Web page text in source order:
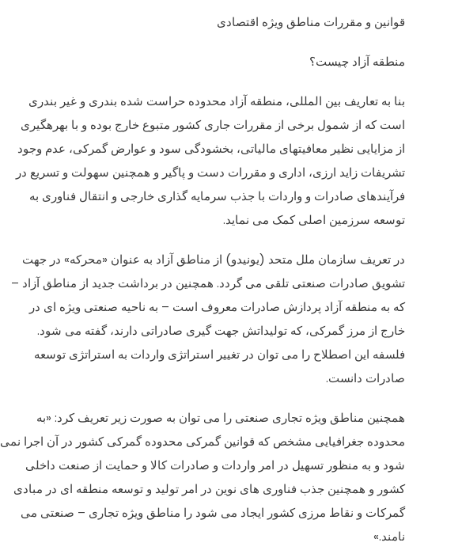
قوانین و مقررات مناطق ویژه اقتصادی
منطقه آزاد چیست؟
بنا به تعاریف بین المللی، منطقه آزاد محدوده حراست شده بندری و غیر بندری
است که از شمول برخی از مقررات جاری کشور متبوع خارج بوده و با بهره­گیری
از مزایایی نظیر معافیتهای مالیاتی، بخشودگی سود و عوارض گمرکی، عدم وجود
تشریفات زاید ارزی، اداری و مقررات دست و پاگیر و همچنین سهولت و تسریع در
فرآیندهای صادرات و واردات با جذب سرمایه گذاری خارجی و انتقال فناوری به
توسعه سرزمین اصلی کمک می نماید.
در تعریف سازمان ملل متحد (یونیدو) از مناطق آزاد به عنوان «محرکه» در جهت
تشویق صادرات صنعتی تلقی می گردد. همچنین در برداشت جدید از مناطق آزاد –
که به منطقه آزاد پردازش صادرات معروف است – به ناحیه صنعتی ویژه ای در
خارج از مرز گمرکی، که تولیداتش جهت گیری صادراتی دارند، گفته می شود.
فلسفه این اصطلاح را می توان در تغییر استراتژی واردات به استراتژی توسعه
صادرات دانست.
همچنین مناطق ویژه تجاری صنعتی را می توان به صورت زیر تعریف کرد: «به
محدوده جغرافیایی مشخص که قوانین گمرکی محدوده گمرکی کشور در آن اجرا نمی
شود و به منظور تسهیل در امر واردات و صادرات کالا و حمایت از صنعت داخلی
کشور و همچنین جذب فناوری های نوین در امر تولید و توسعه منطقه ای در مبادی
گمرکات و نقاط مرزی کشور ایجاد می شود را مناطق ویژه تجاری – صنعتی می
نامند.»